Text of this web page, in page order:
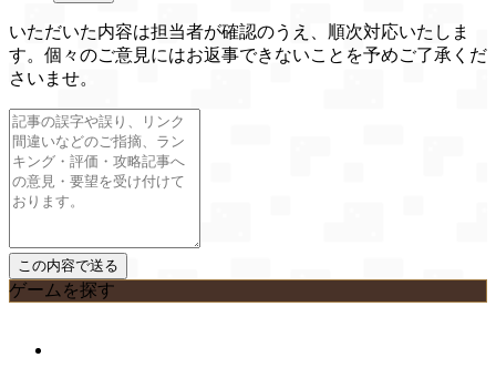
いただいた内容は担当者が確認のうえ、順次対応いたしま
す。個々のご意見にはお返事できないことを予めご了承くだ
さいませ。
ゲームを探す